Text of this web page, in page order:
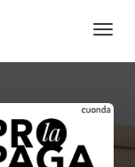
Nav